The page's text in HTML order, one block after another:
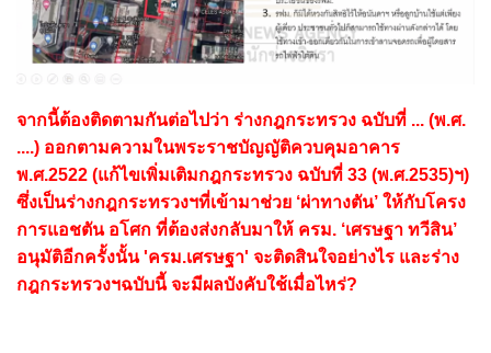
จากนี้ต้องติดตามกันต่อไปว่า ร่างกฎกระทรวง ฉบับที่ ... (พ.ศ.
....) ออกตามความในพระราชบัญญัติควบคุมอาคาร
พ.ศ.2522 (แก้ไขเพิ่มเติมกฎกระทรวง ฉบับที่ 33 (พ.ศ.2535)ฯ)
ซึ่งเป็นร่างกฎกระทรวงฯที่เข้ามาช่วย ‘ผ่าทางตัน’ ให้กับโครง
การแอชตัน อโศก ที่ต้องส่งกลับมาให้ ครม. ‘เศรษฐา ทวีสิน’
อนุมัติอีกครั้งนั้น 'ครม.เศรษฐา' จะติดสินใจอย่างไร และร่าง
กฎกระทรวงฯฉบับนี้ จะมีผลบังคับใช้เมื่อไหร่?